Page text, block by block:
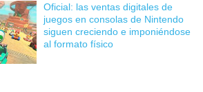
Oficial: las ventas digitales de
juegos en consolas de Nintendo
siguen creciendo e imponiéndose
al formato físico